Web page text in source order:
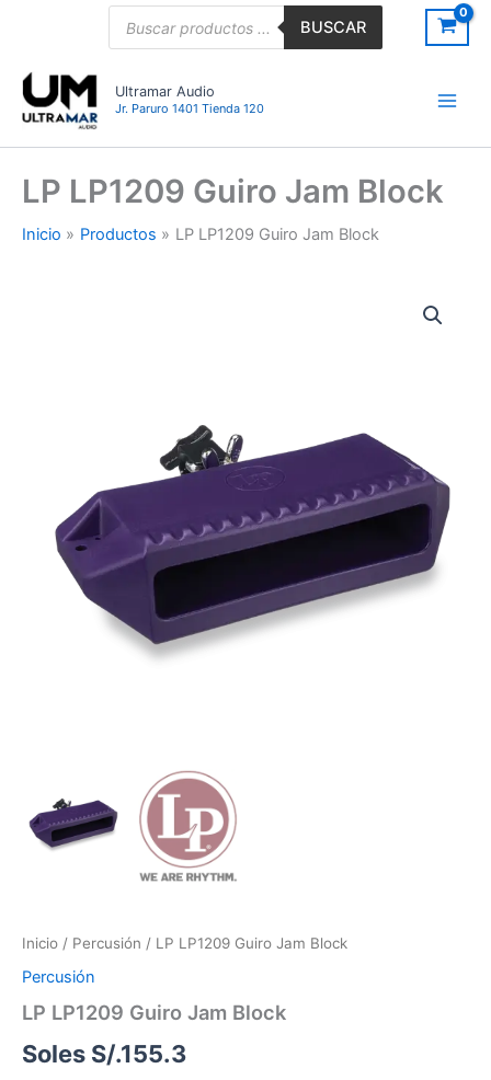
BUSCAR
Ultramar Audio
Jr. Paruro 1401 Tienda 120
LP LP1209 Guiro Jam Block
Inicio Productos LP LP1209 Guiro Jam Block
Inicio / Percusión / LP LP1209 Guiro Jam Block
Percusión
LP LP1209 Guiro Jam Block
Soles S/.155.3